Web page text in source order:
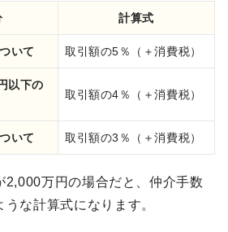
計算式
いて 取引額の5％（＋消費税）
以下の
取引額の4％（＋消費税）
いて 取引額の3％（＋消費税）
2,000万円の場合だと、仲介手数
な計算式になります。